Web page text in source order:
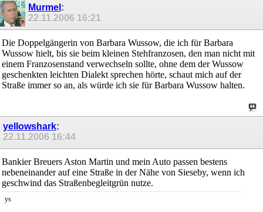
Murmel :
22.11.2006 16:21
Die Doppelgängerin von Barbara Wussow, die ich für Barbara
Wussow hielt, bis sie beim kleinen Stehfranzosen, den man nicht mit
einem Franzosenstand verwechseln sollte, ohne dem der Wussow
geschenkten leichten Dialekt sprechen hörte, schaut mich auf der
Straße immer so an, als würde ich sie für Barbara Wussow halten.
yellowshark:
22.11.2006 16:44
Bankier Breuers Aston Martin und mein Auto passen bestens
nebeneinander auf eine Straße in der Nähe von Sieseby, wenn ich
geschwind das Straßenbegleitgrün nutze.
ys